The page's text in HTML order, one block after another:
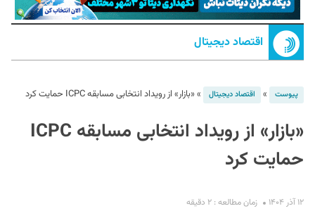
اقتصاد دیجیتال
پیوست » اقتصاد دیجیتال »«بازار» از رویداد انتخابی مسابقه ICPC حمایت کرد
«بازار» از رویداد انتخابی مسابقه ICPC
حمایت کرد
۱۲ آذر ۱۴۰۴ زمان مطالعه : ۲ دقیقه